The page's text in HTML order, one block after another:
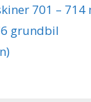
701 – 714
grundbil